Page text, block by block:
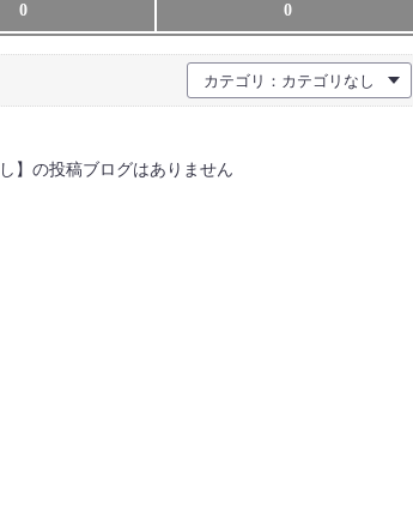
0
0
カテゴリ：カテゴリなし
】の投稿ブログはありません